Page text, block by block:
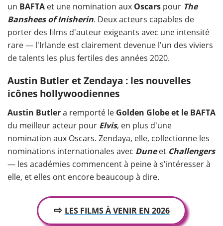
un BAFTA et une nomination aux Oscars pour The
Banshees of Inisherin. Deux acteurs capables de
porter des films d'auteur exigeants avec une intensité
rare — l'Irlande est clairement devenue l'un des viviers
de talents les plus fertiles des années 2020.
Austin Butler et Zendaya : les nouvelles
icônes hollywoodiennes
Austin Butlera remporté le Golden Globe et le BAFTA
du meilleur acteur pour Elvis, en plus d'une
nomination aux Oscars. Zendaya, elle, collectionne les
nominations internationales avec Duneet Challengers
— les académies commencent à peine à s'intéresser à
elle, et elles ont encore beaucoup à dire.
⇨ LES FILMS À VENIR EN 2026